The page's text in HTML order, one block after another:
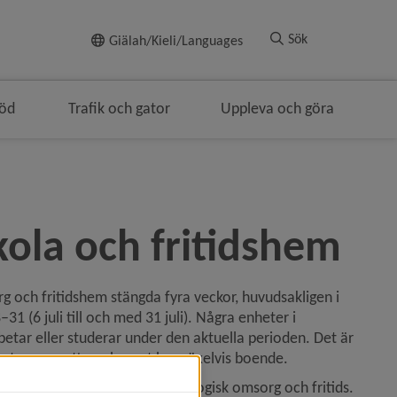
Giälah/Kieli/Languages Sök
Trafik och gator Uppleva och göra
och fritidshem
och fritidshem stängda fyra veckor, huvudsakligen i
(6 juli till och med 31 juli). Några enheter i
eller studerar under den aktuella perioden. Det är
oavsett om barnet har växelvis boende.
i kommunal förskola, pedagogisk omsorg och fritids.